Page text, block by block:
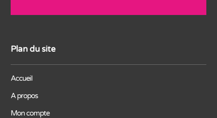
Plan du site
Accueil
A propos
Mon compte